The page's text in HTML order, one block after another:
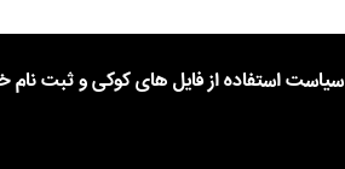
سیاست استفاده از فایل های کوکی و ثبت نام